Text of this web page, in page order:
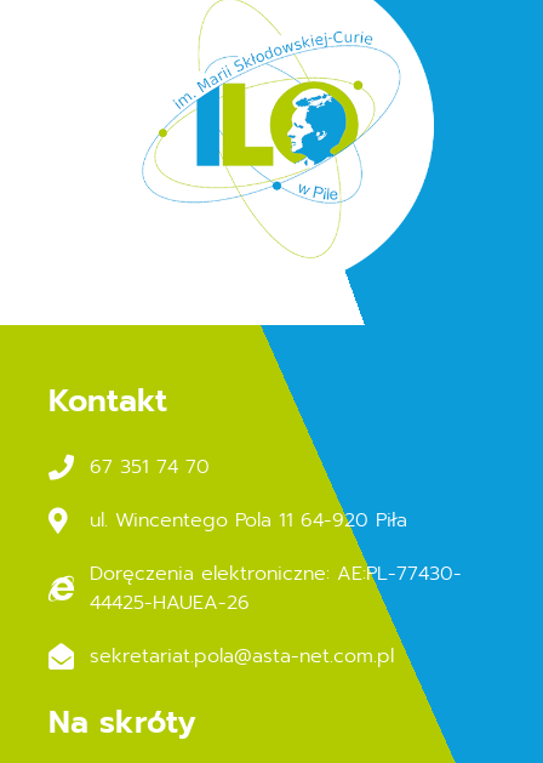
Kontakt
67 351 74 70
ul. Wincentego Pola 11 64-920 Piła
Doręczenia elektroniczne: AE:PL-77430-
44425-HAUEA-26
sekretariat.pola@asta-net.com.pl
Na skróty